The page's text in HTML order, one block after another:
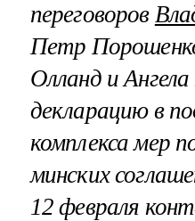
переговоров
Петр
Олланд и
декларацию в
комплекса мер
минских
12 февраля